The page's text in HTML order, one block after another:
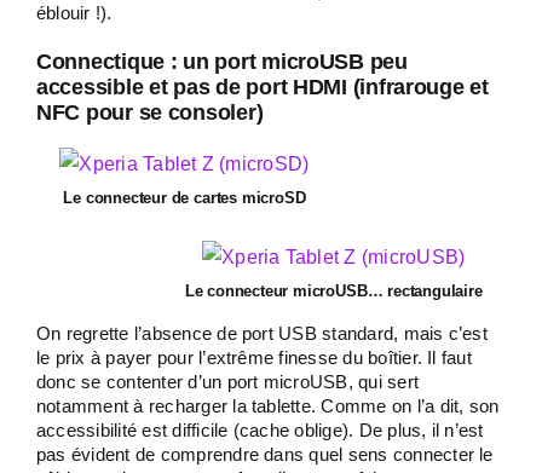
éblouir !).
Connectique : un port microUSB peu
accessible et pas de port HDMI (infrarouge et
NFC pour se consoler)
Le connecteur de cartes microSD
Le connecteur microUSB… rectangulaire
On regrette l’absence de port USB standard, mais c’est
le prix à payer pour l’extrême finesse du boîtier. Il faut
donc se contenter d’un port microUSB, qui sert
notamment à recharger la tablette. Comme on l’a dit, son
accessibilité est difficile (cache oblige). De plus, il n’est
pas évident de comprendre dans quel sens connecter le